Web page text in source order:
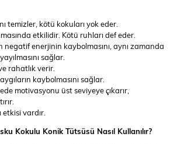
temizler, kötü kokuları yok eder.
etkilidir. Kötü ruhları def eder.
enerjinin kaybolmasını, aynı zamanda
sağlar.
rahatlık verir.
kaybolmasını sağlar.
motivasyonu üst seviyeye çıkarır,
etkisi vardır.
Kokulu Konik Tütsüsü Nasıl Kullanılır?